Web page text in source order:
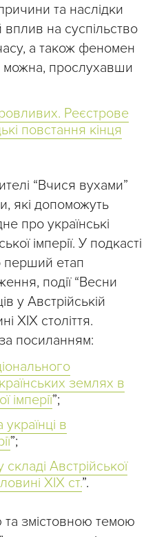
та наслідки
вплив на суспільство
а також феномен
можна, прослухавши
Реєстрове
повстання кінця
“Вчися вухами”
які допоможуть
про українські
імперії. У подкасті
перший етап
події “Весни
у Австрійській
ХІХ століття.
посиланням:
землях в
імперії”;
українці в
”;
складі Австрійської
ХІХ ст.”.
змістовною темою